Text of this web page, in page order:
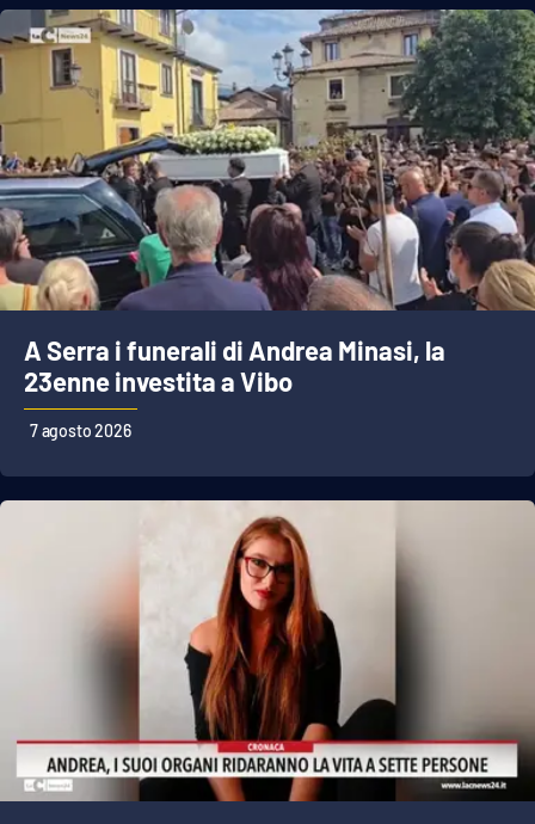
LaC OnAir
EDIZIONI
Catanzaro
Crotone
Vibo Valentia
Reggio Calabria
Cosenza
Buona Sanità Calabria
CALABRIAVISIONE
Destinazioni
A Serra i funerali di Andrea Minasi, la
23enne investita a Vibo
7 agosto 2026